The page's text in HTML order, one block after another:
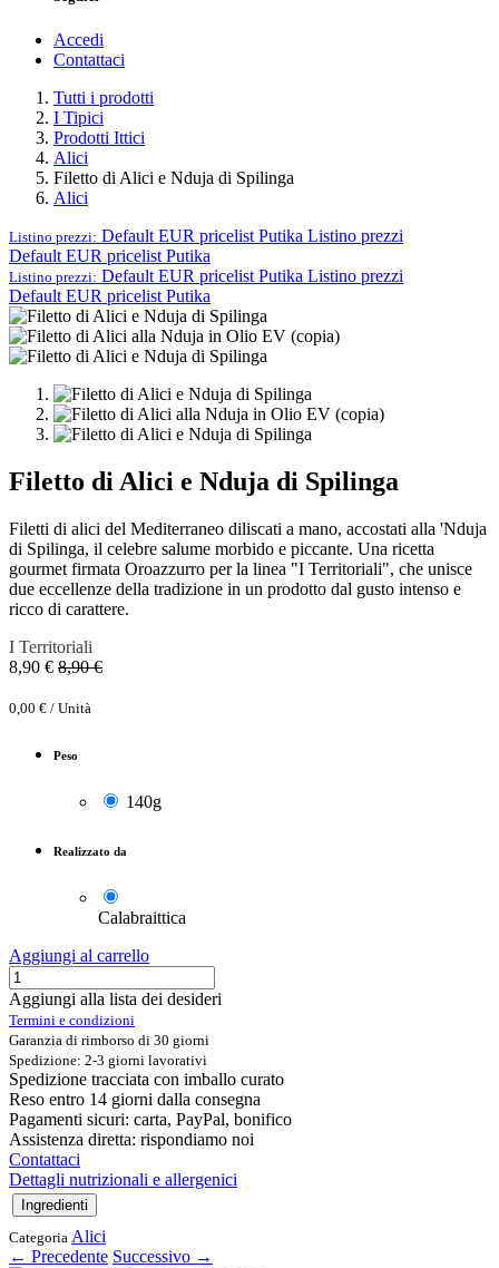
Accedi
Contattaci
Tutti i prodotti
I Tipici
Prodotti Ittici
Alici
Filetto di Alici e Nduja di Spilinga
Alici
Listino prezzi: Default EUR pricelist Putika Listino prezzi
Default EUR pricelist Putika
Listino prezzi: Default EUR pricelist Putika Listino prezzi
Default EUR pricelist Putika
Filetto di Alici e Nduja di Spilinga
Filetti di alici del Mediterraneo diliscati a mano, accostati alla 'Nduja
di Spilinga, il celebre salume morbido e piccante. Una ricetta
gourmet firmata Oroazzurro per la linea "I Territoriali", che unisce
due eccellenze della tradizione in un prodotto dal gusto intenso e
ricco di carattere.
I Territoriali
8,90 € 8,90€
0,00 € / Unità
Peso
140g
Realizzato da
Calabraittica
Aggiungi al carrello
Aggiungi alla lista dei desideri
Termini e condizioni
Garanzia di rimborso di 30 giorni
Spedizione: 2-3 giorni lavorativi
Spedizione tracciata con imballo curato
Reso entro 14 giorni dalla consegna
Pagamenti sicuri: carta, PayPal, bonifico
Assistenza diretta: rispondiamo noi
Contattaci
Dettagli nutrizionali e allergenici
Ingredienti
Categoria Alici
← Precedente Successivo →